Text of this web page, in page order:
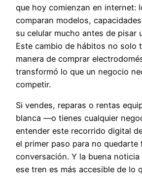
que hoy comienzan en internet:
comparan modelos,
su celular mucho antes de pisar
Este cambio de hábitos no solo
manera de comprar
transformó lo que un negocio
competir.
Si vendes, reparas o rentas
blanca —o tienes cualquier
entender este recorrido digital
el primer paso para no quedarte
conversación. Y la buena noticia
ese tren es más accesible de lo